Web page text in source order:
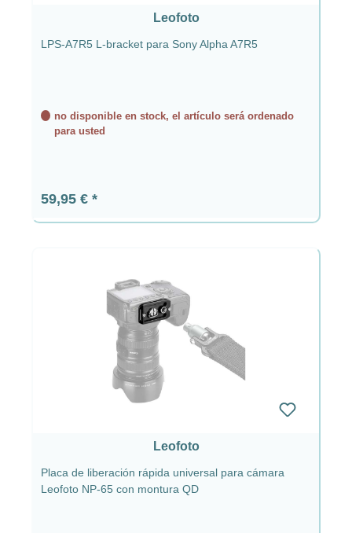
Leofoto
LPS-A7R5 L-bracket para Sony Alpha A7R5
no disponible en stock, el artículo será ordenado
para usted
Precio normal:
59,95 €
Leofoto
Placa de liberación rápida universal para cámara
Leofoto NP-65 con montura QD